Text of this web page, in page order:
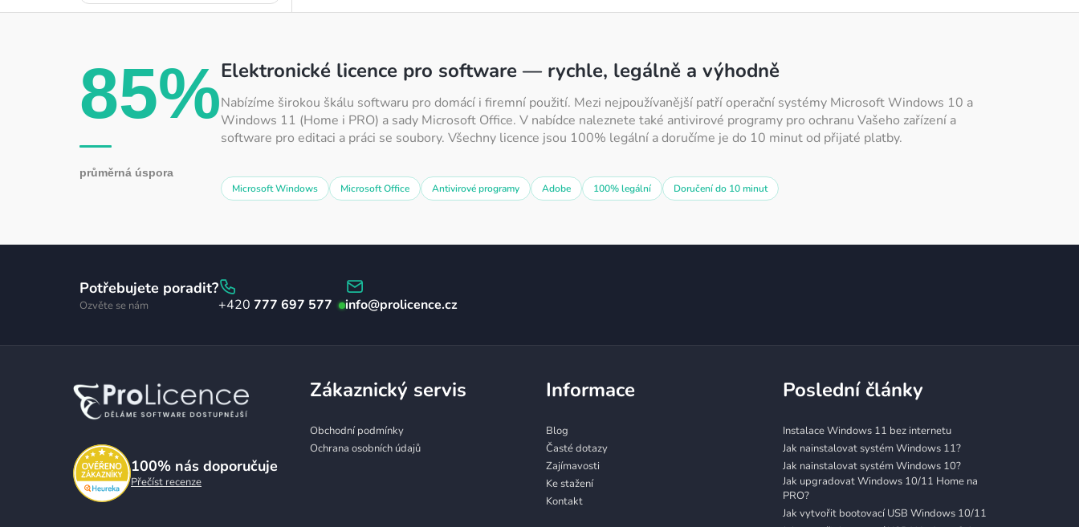
85%
průměrná úspora
Elektronické licence pro software — rychle, legálně a výhodně
Nabízíme širokou škálu softwaru pro domácí i firemní použití. Mezi nejpoužívanější patří operační systémy Microsoft Windows 10 a
Windows 11 (Home i PRO) a sady Microsoft Office. V nabídce naleznete také antivirové programy pro ochranu Vašeho zařízení a
software pro editaci a práci se soubory. Všechny licence jsou 100% legální a doručíme je do 10 minut od přijaté platby.
Microsoft Windows Microsoft Office Antivirové programy Adobe 100% legální Doručení do 10 minut
a
100% nás doporučuje
Přečíst recenze
Zákaznický servis
Obchodní podmínky
Ochrana osobních údajů
Informace
Blog
Časté dotazy
Zajímavosti
Ke stažení
Kontakt
Poslední články
Instalace Windows 11 bez internetu
Jak nainstalovat systém Windows 11?
Jak nainstalovat systém Windows 10?
Jak upgradovat Windows 10/11 Home na
PRO?
Jak vytvořit bootovací USB Windows 10/11
Potřebujete poradit?
Ozvěte se nám 777 697 577 info@prolicence.cz